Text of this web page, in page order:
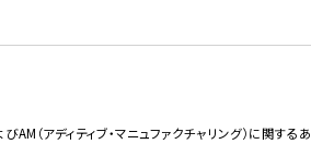
（アディティブ・マニュファクチャリング）に関す